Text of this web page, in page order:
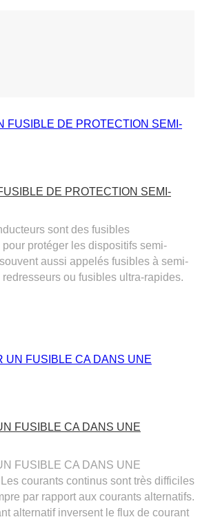
DE PROTECTION SEMI-
sont des fusibles
protéger les dispositifs semi-
aussi appelés fusibles à semi-
ou fusibles ultra-rapides.
FUSIBLE CA DANS UNE
FUSIBLE CA DANS UNE
courants continus sont très difficiles
par rapport aux courants alternatifs.
alternatif inversent le flux de courant